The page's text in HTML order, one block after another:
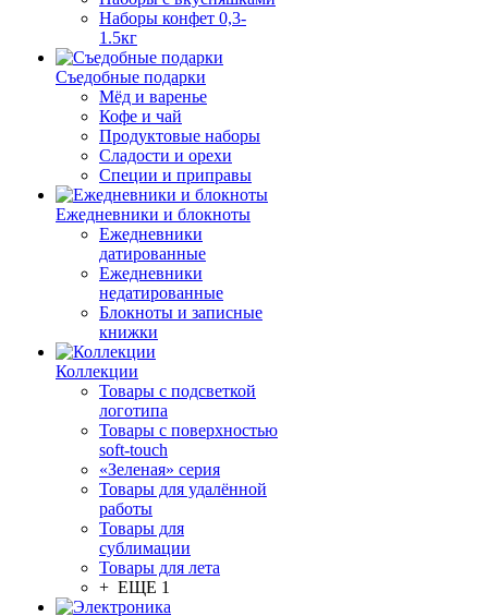
Наборы конфет 0,3-
1.5кг
Съедобные подарки
Мёд и варенье
Кофе и чай
Продуктовые наборы
Сладости и орехи
Специи и приправы
Ежедневники и блокноты
Ежедневники
датированные
Ежедневники
недатированные
Блокноты и записные
книжки
Коллекции
Товары с подсветкой
логотипа
Товары с поверхностью
soft-touch
«Зеленая» серия
Товары для удалённой
работы
Товары для
сублимации
Товары для лета
+ ЕЩЕ 1